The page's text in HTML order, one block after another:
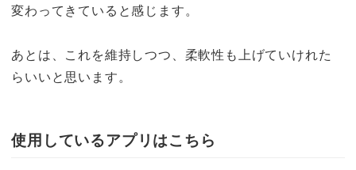
変わってきていると感じます。
あとは、これを維持しつつ、柔軟性も上げていけれた
らいいと思います。
使用しているアプリはこちら